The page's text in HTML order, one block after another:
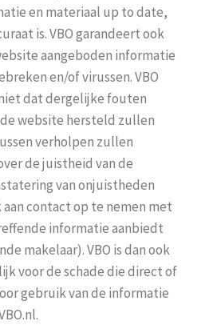
en materiaal up to date,
is. VBO garandeert ook
aangeboden informatie
en/of virussen. VBO
dat dergelijke fouten
website hersteld zullen
verholpen zullen
de juistheid van de
van onjuistheden
aan contact op te nemen met
informatie aanbiedt
makelaar). VBO is dan ook
voor de schade die direct of
gebruik van de informatie